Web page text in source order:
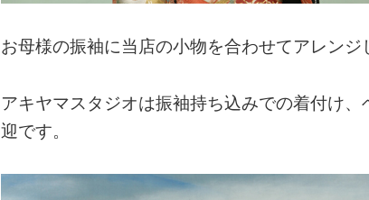
お母様の振袖に当店の小物を合わせてアレンジ
アキヤマスタジオは振袖持ち込みでの着付け
迎です。